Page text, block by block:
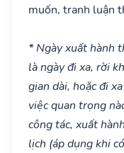
muốn, tranh luận
* Ngày xuất hành
là ngày đi xa, rời
gian dài, hoặc đi
việc quan trọng
công tác, xuất
lịch (áp dụng khi